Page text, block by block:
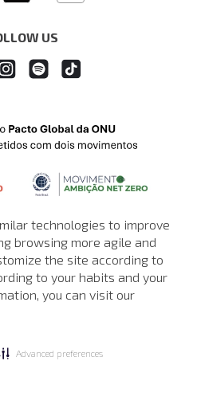
technologies to improve
browsing more agile and
the site according to
to your habits and your
you can visit our
Advanced preferences
US
os direitos reservados. A Loja de
de corrigir ou alterar informações
0800 990 5500.
às 20h de segunda a sábado, exceto